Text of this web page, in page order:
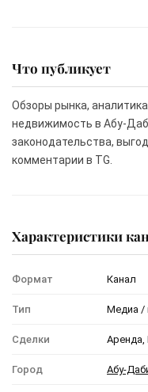
Что публикует
Обзоры рынка,
недвижимость в Абу-
законодательства,
комментарии в TG.
Характеристики
Формат Канал
Тип Медиа /
Сделки
Город Абу-